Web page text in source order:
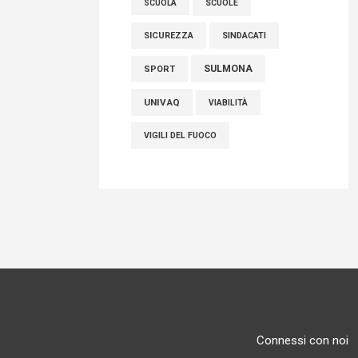
SCUOLA SCUOLE
SICUREZZA SINDACATI
SPORT SULMONA
UNIVAQ VIABILITÀ
VIGILI DEL FUOCO
Connessi con noi